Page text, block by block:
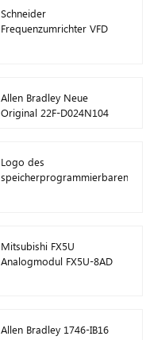
Schneider
Frequenzumrichter VFD
Allen Bradley Neue
Original 22F-D024N104
11 kW
Logo des
speicherprogrammierbaren
Mitsubishi FX5U
Analogmodul FX5U-8AD
Allen Bradley 1746-IB16